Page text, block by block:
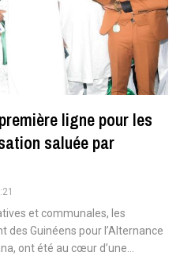
ligne pour les
saluée par
et communales, les
Guinéens pour l’Alternance
ont été au cœur d’une